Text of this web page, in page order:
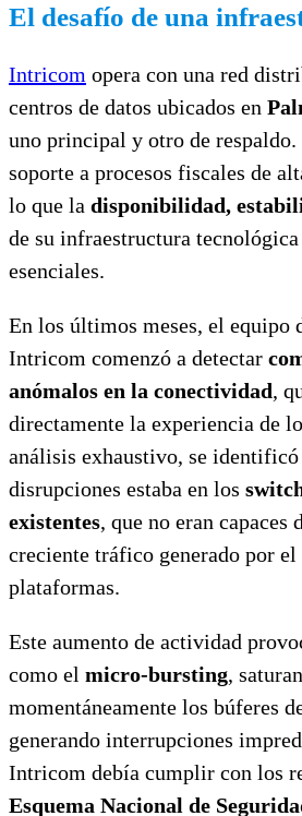
El desafío de una
Intricom opera con una red
centros de datos ubicados en
uno principal y otro de respaldo.
soporte a procesos fiscales de
lo que la disponibilidad,
de su infraestructura
esenciales.
En los últimos meses, el equipo
Intricom comenzó a detectar
anómalos en la conectividad,
directamente la experiencia de
análisis exhaustivo, se
disrupciones estaba en los
existentes, que no eran capaces
creciente tráfico generado por el
plataformas.
Este aumento de actividad
como el micro-bursting,
momentáneamente los búferes
generando interrupciones
Intricom debía cumplir con los
Esquema Nacional de